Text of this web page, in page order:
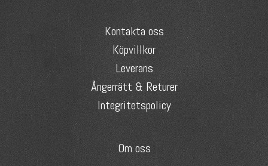
Kontakta oss
Köpvillkor
Leverans
Ångerrätt & Returer
Integritetspolicy
Om oss